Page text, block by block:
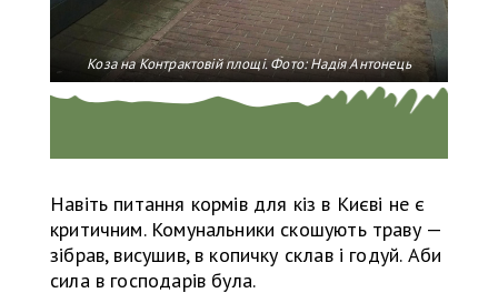
Коза на Контрактовій площі. Фото: Надія Антонець
Навіть питання кормів для кіз в Києві не є
критичним. Комунальники скошують траву —
зібрав, висушив, в копичку склав і годуй. Аби
сила в господарів була.